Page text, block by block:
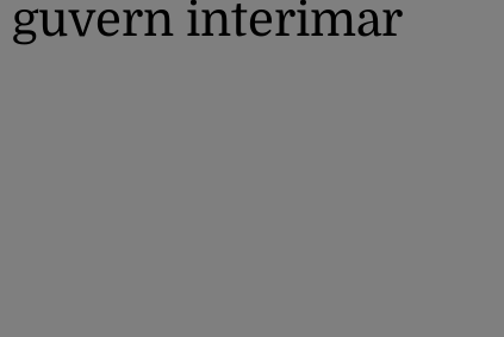
guvern interimar